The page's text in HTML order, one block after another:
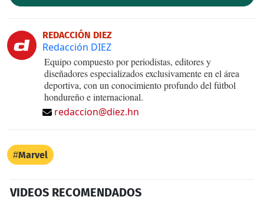
REDACCIÓN DIEZ
Redacción DIEZ
Equipo compuesto por periodistas, editores y
diseñadores especializados exclusivamente en el área
deportiva, con un conocimiento profundo del fútbol
hondureño e internacional.
redaccion@diez.hn
Marvel
VIDEOS RECOMENDADOS